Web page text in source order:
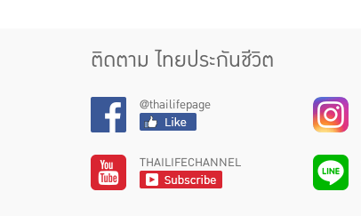
ติดตาม ไทยประกันชีวิต
@thailifepage
THAILIFECHANNEL